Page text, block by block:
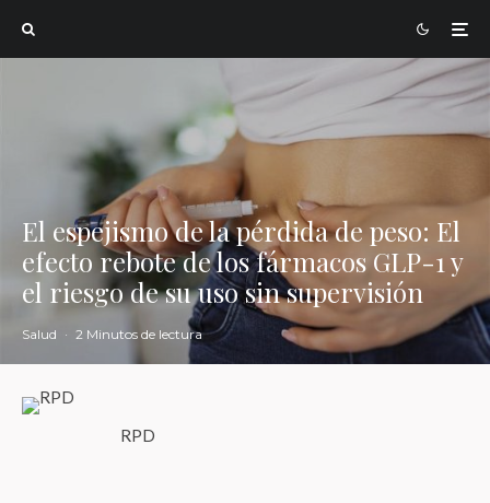
El espejismo de la pérdida de peso: El
efecto rebote de los fármacos GLP-1 y
el riesgo de su uso sin supervisión
Salud · 2 Minutos de lectura
RPD